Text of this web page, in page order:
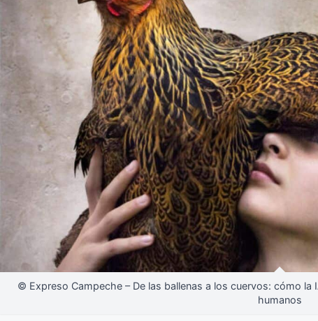
© Expreso Campeche – De las ballenas a los cuervos: cómo
humanos